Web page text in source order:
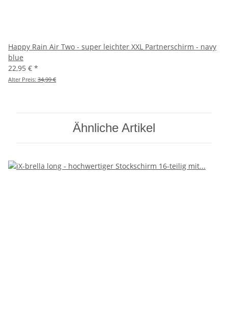
Happy Rain Air Two - super leichter XXL Partnerschirm - navy
blue
22,95 € *
Alter Preis: 34,99 €
Ähnliche Artikel